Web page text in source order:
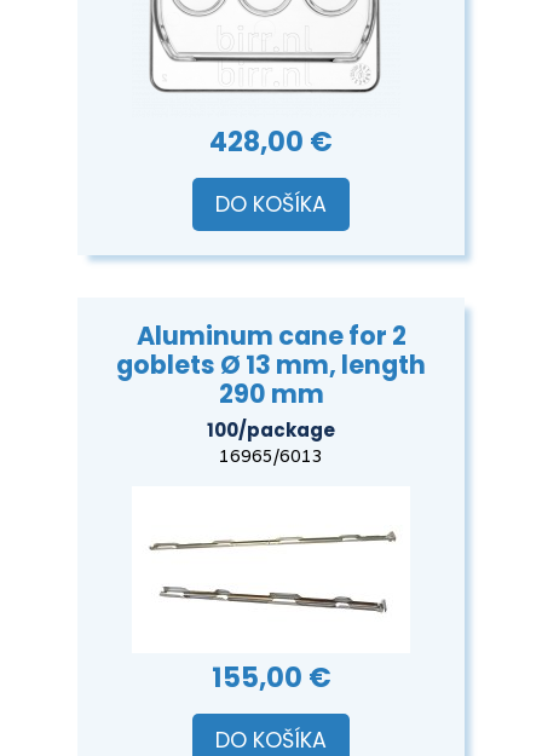
428,00 €
DO KOŠÍKA
Aluminum cane for 2
goblets Ø 13 mm, length
290 mm
100/package
16965/6013
155,00 €
DO KOŠÍKA